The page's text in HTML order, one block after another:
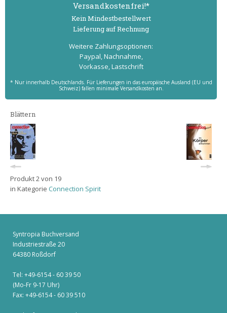
Versand­kostenfrei!*
Kein Mindest­bestell­wert
Lieferung auf Rechnung
Weitere Zahlungs­optionen:
Paypal, Nachnahme,
Vorkasse, Lastschrift
* Nur innerhalb Deutschlands. Für Lieferungen in das europäische Ausland (EU und
Schweiz) fallen minimale Versandkosten an.
Blättern
Produkt 2 von 19
in Kategorie Connection Spirit
Syntropia Buchversand
Industriestraße 20
64380 Roßdorf
Tel: +49-6154 - 60 39 50
(Mo-Fr 9-17 Uhr)
Fax: +49-6154 - 60 39 510